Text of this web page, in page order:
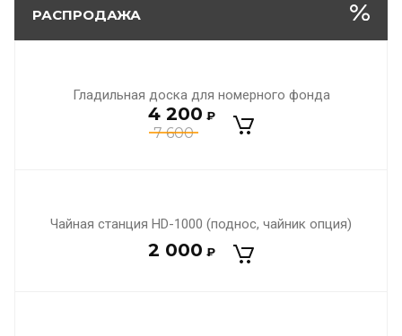
РАСПРОДАЖА
Гладильная доска для номерного фонда
7 600
4 200 ₽
Чайная станция HD-1000 (поднос, чайник опция)
2 000 ₽